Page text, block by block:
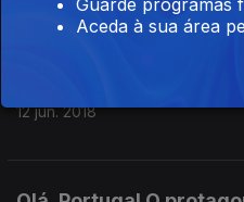
dos estrangeiros,
12 jun. 2018
Guarde programas
Aceda à sua área